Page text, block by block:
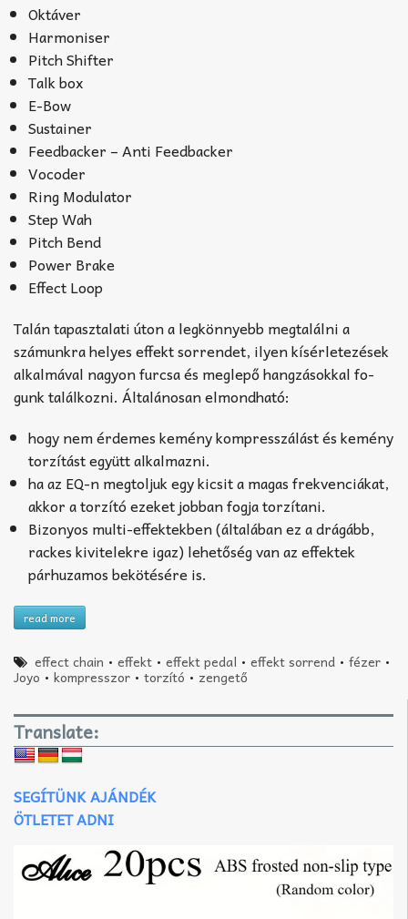
Oktáver
Harmoniser
Pitch Shifter
Talk box
E-Bow
Sustainer
Feedbacker – Anti Feedbacker
Vocoder
Ring Modulator
Step Wah
Pitch Bend
Power Brake
Effect Loop
Talán tapasztalati úton a legkönnyebb megtalálni a
számunkra helyes effekt sorrendet, ilyen kísérle­te­zések
alkalmával nagyon furcsa és meglepő hangzásokkal fo­
gunk találkozni. Általánosan elmondható:
hogy nem érdemes kemény kom­presszá­lást és kemény
torzítást együtt alkalmazni.
ha az EQ-n megtoljuk egy kicsit a magas frek­venciákat,
akkor a torzító ezeket jobban fogja torzítani.
Bizonyos multi-effektekben (általában ez a drágább,
rackes kivitelekre igaz) lehetőség van az effektek
párhuzamos bekötésére is.
read more
effect chain •effekt •effekt pedal •effekt sorrend •fézer •
Joyo • kompresszor • torzító • zengető
Translate:
SEGÍTÜNK AJÁNDÉK
ÖTLETET ADNI